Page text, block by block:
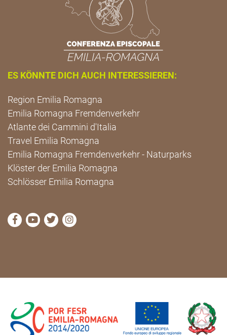
ES KÖNNTE DICH AUCH INTERESSIEREN:
Region Emilia Romagna
Emilia Romagna Fremdenverkehr
Atlante dei Cammini d'Italia
Travel Emilia Romagna
Emilia Romagna Fremdenverkehr - Naturparks
Klöster der Emilia Romagna
Schlösser Emilia Romagna
die Seite Facebook von Cammini Emilia-Romagna
die Seite YouTube von Cammini Emilia-
die Seite Twitter von Cammini Emilia-
die Seite Instagram von Cammini